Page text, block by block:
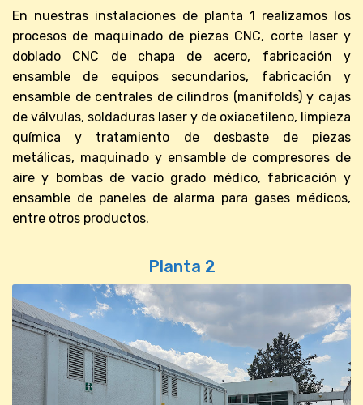
En nuestras instalaciones de planta 1 realizamos los
procesos de maquinado de piezas CNC, corte laser y
doblado CNC de chapa de acero, fabricación y
ensamble de equipos secundarios, fabricación y
ensamble de centrales de cilindros (manifolds) y cajas
de válvulas, soldaduras laser y de oxiacetileno, limpieza
química y tratamiento de desbaste de piezas
metálicas, maquinado y ensamble de compresores de
aire y bombas de vacío grado médico, fabricación y
ensamble de paneles de alarma para gases médicos,
entre otros productos.
Planta 2